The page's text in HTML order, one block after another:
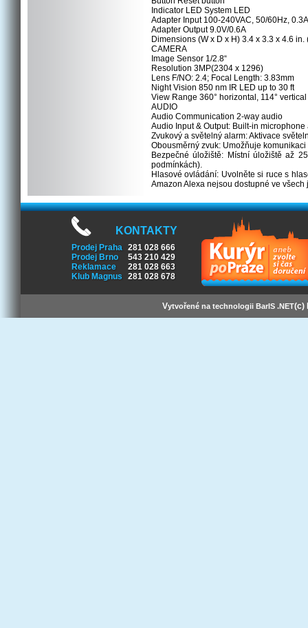
Indicator LED System LED
Adapter Input 100-240VAC, 50/60Hz, 0.3A
Adapter Output 9.0V/0.6A
Dimensions (W x D x H) 3.4 x 3.3 x 4.6
CAMERA
Image Sensor 1/2.8“
Resolution 3MP(2304 x 1296)
Lens F/NO: 2.4; Focal Length: 3.83mm
Night Vision 850 nm IR LED up to 30 ft
View Range 360° horizontal, 114° vertical
AUDIO
Audio Communication 2-way audio
Audio Input & Output: Built-in
Zvukový a světelný alarm: Aktivace
Obousměrný zvuk: Umožňuje
Bezpečné úložiště: Místní úložiště až
podmínkách).
Hlasové ovládání: Uvolněte si ruce s
Amazon Alexa nejsou dostupné ve
KONTAKTY
Prodej Praha 281 028 666
Prodej Brno
543 210 429
Reklamace
281 028 663
Klub Magnus
281 028 678
Vytvořené na technologii BarIS .NET(c)